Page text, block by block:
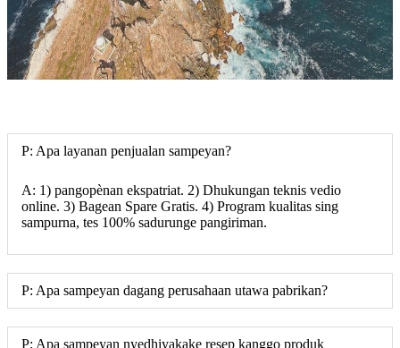
P: Apa layanan penjualan sampeyan?
A: 1) pangopènan ekspatriat. 2) Dhukungan teknis vedio
online. 3) Bagean Spare Gratis. 4) Program kualitas sing
sampurna, tes 100% sadurunge pangiriman.
P: Apa sampeyan dagang perusahaan utawa pabrikan?
P: Apa sampeyan nyedhiyakake resep kanggo produk